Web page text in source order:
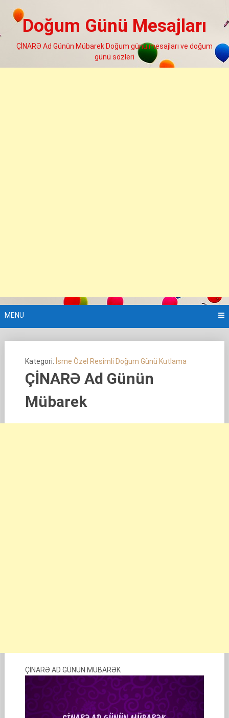
Doğum Günü Mesajları
ÇİNARƏ Ad Günün Mübarek Doğum günü mesajları ve doğum
günü sözleri
MENU
Kategori: İsme Özel Resimli Doğum Günü Kutlama
ÇİNARƏ Ad Günün
Mübarek
ÇİNARƏ AD GÜNÜN MÜBARƏK